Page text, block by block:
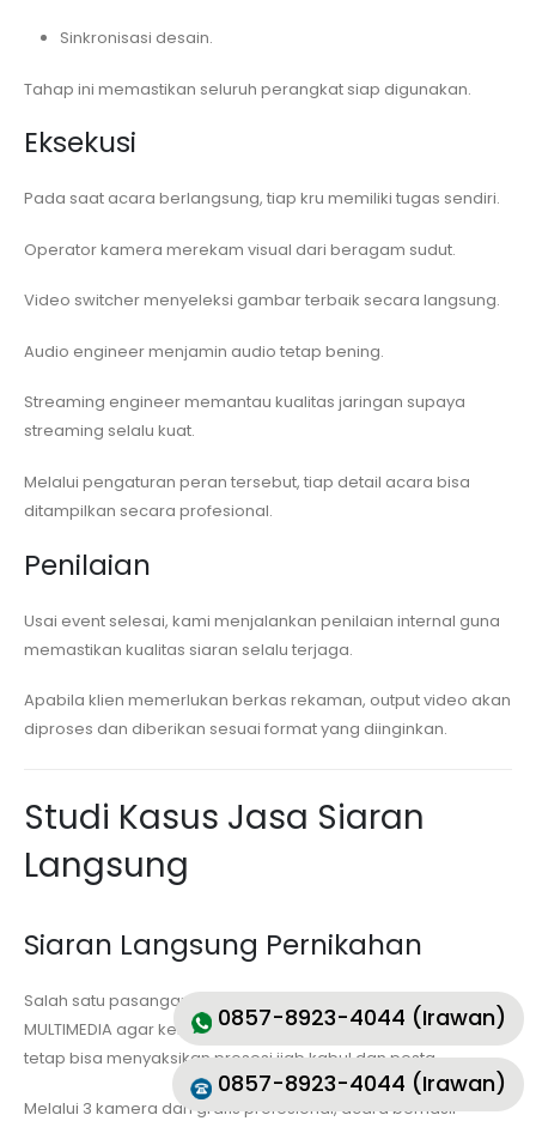
Sinkronisasi desain.
Tahap ini memastikan seluruh perangkat siap digunakan.
Eksekusi
Pada saat acara berlangsung, tiap kru memiliki tugas sendiri.
Operator kamera merekam visual dari beragam sudut.
Video switcher menyeleksi gambar terbaik secara langsung.
Audio engineer menjamin audio tetap bening.
Streaming engineer memantau kualitas jaringan supaya
streaming selalu kuat.
Melalui pengaturan peran tersebut, tiap detail acara bisa
ditampilkan secara profesional.
Penilaian
Usai event selesai, kami menjalankan penilaian internal guna
memastikan kualitas siaran selalu terjaga.
Apabila klien memerlukan berkas rekaman, output video akan
diproses dan diberikan sesuai format yang diinginkan.
Studi Kasus Jasa Siaran
Langsung
Siaran Langsung Pernikahan
Salah satu pasangan pengantin menggunakan layanan MKVS
MULTIMEDIA agar keluarga yang berada di mancanegara
tetap bisa menyaksikan prosesi ijab kabul dan pesta.
Melalui 3 kamera dan grafis profesional, acara berhasil
0857-8923-4044 (Irawan)
0857-8923-4044 (Irawan)